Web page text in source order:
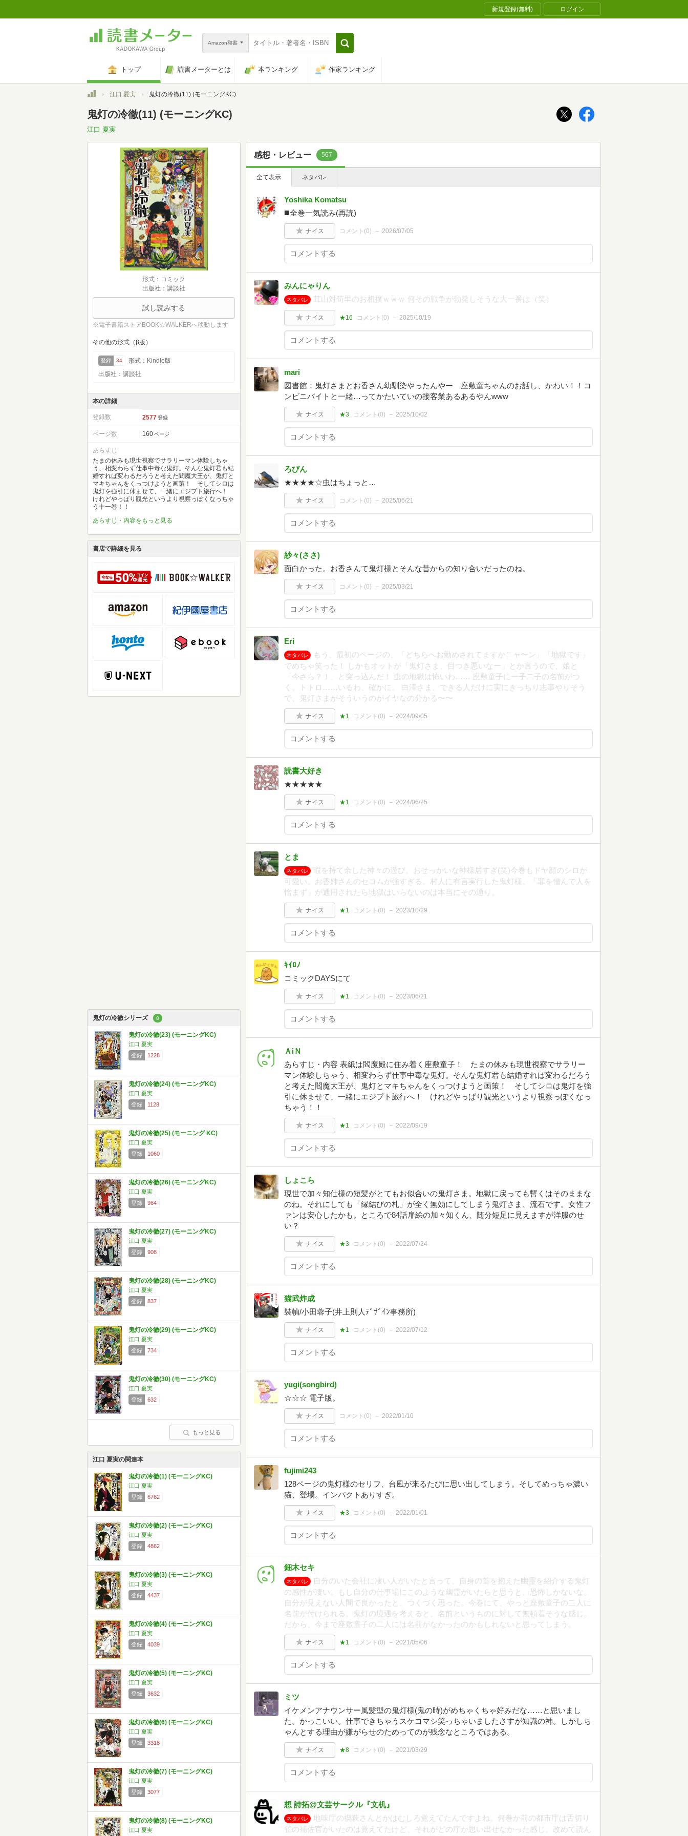
新規登録(無料) ログイン
Amazon和書
トップ 読書メーターとは 本ランキング 作家ランキング
トップ江口 夏実 鬼灯の冷徹(11) (モーニングKC)
鬼灯の冷徹(11) (モーニングKC)
江口 夏実
形式：コミック
出版社：講談社
試し読みする
※電子書籍ストアBOOK☆WALKERへ移動します
その他の形式（β版）
登録 34
形式：Kindle版
出版社：講談社
本の詳細
登録数 2577 登録
ページ数 160 ページ
あらすじ
たまの休みも現世視察でサラリーマン体験しちゃ
う、相変わらず仕事中毒な鬼灯。そんな鬼灯君も結
婚すれば変わるだろうと考えた閻魔大王が、鬼灯と
マキちゃんをくっつけようと画策！ そしてシロは
鬼灯を強引に休ませて、一緒にエジプト旅行へ！
けれどやっぱり観光というより視察っぽくなっちゃ
う十一巻！！
あらすじ・内容をもっと見る
書店で詳細を見る
鬼灯の冷徹シリーズ 8
鬼灯の冷徹(23) (モーニングKC)
江口 夏実
登録
1228
鬼灯の冷徹(24) (モーニングKC)
江口 夏実
登録
1128
鬼灯の冷徹(25) (モーニング KC)
江口 夏実
登録
1060
鬼灯の冷徹(26) (モーニングKC)
江口 夏実
登録
964
鬼灯の冷徹(27) (モーニングKC)
江口 夏実
登録
908
鬼灯の冷徹(28) (モーニングKC)
江口 夏実
登録
837
鬼灯の冷徹(29) (モーニングKC)
江口 夏実
登録
734
鬼灯の冷徹(30) (モーニングKC)
江口 夏実
登録
632
もっと見る
江口 夏実の関連本
鬼灯の冷徹(1) (モーニングKC)
江口 夏実
登録
6762
鬼灯の冷徹(2) (モーニングKC)
江口 夏実
登録
4862
鬼灯の冷徹(3) (モーニングKC)
江口 夏実
登録
4437
鬼灯の冷徹(4) (モーニングKC)
江口 夏実
登録
4039
鬼灯の冷徹(5) (モーニングKC)
江口 夏実
登録
3632
鬼灯の冷徹(6) (モーニングKC)
江口 夏実
登録
3318
鬼灯の冷徹(7) (モーニングKC)
江口 夏実
登録
3077
鬼灯の冷徹(8) (モーニングKC)
江口 夏実
感想・レビュー 567
全て表示 ネタバレ
Yoshika Komatsu
◼️全巻一気読み(再読)
ナイス コメント(0) 2026/07/05
みんにゃりん
ネタバレ 茸山対筍里のお相撲ｗｗｗ 何その戦争が勃発しそうな大一番は（笑）
ナイス ★16 コメント(0) 2025/10/19
mari
図書館：鬼灯さまとお香さん幼馴染やったんやー 座敷童ちゃんのお話し、かわい！！コ
ンビニバイトと一緒…ってかたいていの接客業あるあるやんwww
ナイス ★3 コメント(0) 2025/10/02
ろびん
★★★★☆虫はちょっと…
ナイス コメント(0) 2025/06/21
紗々(ささ)
面白かった。お香さんて鬼灯様とそんな昔からの知り合いだったのね。
ナイス コメント(0) 2025/03/21
Eri
ネタバレ
もう、最初のページの、「どちらへお勤めされてますかニャ〜ン」「地獄です」
でめちゃ笑った！ しかもオットが「鬼灯さま、目つき悪いなー」とか言うので、娘と
「今さら？！」と突っ込んだ！ 虫の地獄は怖いわ…… 座敷童子に一子二子の名前がつ
く。トトロ……いるわ、確かに。 白澤さま、できる人だけに実にきっちり志事やりそう
で、鬼灯さまがそういうのがイヤなの分かる〜〜
ナイス ★1 コメント(0) 2024/09/05
読書大好き
★★★★★
ナイス ★1 コメント(0) 2024/06/25
とま
ネタバレ
暇を持て余した神々の遊び。おせっかいな神様居すぎ(笑)今巻もドヤ顔のシロが
可愛い。お香姉さんのセコムが強すぎる。村人に有言実行した鬼灯様。「罪を憎んで人を
憎まず」が通用されたら地獄はいらないのは本当にその通り。
ナイス ★1 コメント(0) 2023/10/29
ｷｲﾛﾉ
コミックDAYSにて
ナイス ★1 コメント(0) 2023/06/21
ＡiＮ
あらすじ・内容 表紙は閻魔殿に住み着く座敷童子！ たまの休みも現世視察でサラリー
マン体験しちゃう、相変わらず仕事中毒な鬼灯。そんな鬼灯君も結婚すれば変わるだろう
と考えた閻魔大王が、鬼灯とマキちゃんをくっつけようと画策！ そしてシロは鬼灯を強
引に休ませて、一緒にエジプト旅行へ！ けれどやっぱり観光というより視察っぽくなっ
ちゃう！！
ナイス ★1 コメント(0) 2022/09/19
しょこら
現世で加々知仕様の短髪がとてもお似合いの鬼灯さま。地獄に戻っても暫くはそのままな
のね。それにしても「縁結びの札」が全く無効にしてしまう鬼灯さま、流石です。女性フ
ァンは安心したかも。ところで84話扉絵の加々知くん、随分短足に見えますが洋服のせ
い？
ナイス ★3 コメント(0) 2022/07/24
猫武炸成
裝幀/小田蓉子(井上則人ﾃﾞｻﾞｲﾝ事務所)
ナイス ★1 コメント(0) 2022/07/12
yugi(songbird)
☆☆☆ 電子版。
ナイス コメント(0) 2022/01/10
fujimi243
128ページの鬼灯様のセリフ、台風が来るたびに思い出してしまう。そしてめっちゃ濃い
猫、登場。インパクトありすぎ。
ナイス ★3 コメント(0) 2022/01/01
鈿木セキ
ネタバレ
自分のいた会社に凄い人がいたと言って、自身の首を抱えた幽霊を紹介する鬼灯
の感性が凄い。もし自分の仕事場にこのような幽霊がいたらと思うと、恐怖しかないな。
自分が見えない人間で良かったと、つくづく思った。今巻にて、やっと座敷童子の二人に
名前が付けられる。鬼灯の境遇を考えると、名前というものに対して無頓着そうな感じ。
だから、今まで座敷童子の二人には名前がなかったのかもしれないと思ってしまう。
ナイス ★1 コメント(0) 2021/05/06
ミツ
イケメンアナウンサー風髪型の鬼灯様(鬼の時)がめちゃくちゃ好みだな……と思いまし
た。かっこいい。仕事できちゃうスケコマシ笑っちゃいましたさすが知識の神。しかしち
ゃんとする理由が嫌がらせのためってのが残念なところではある。
ナイス ★8 コメント(0) 2021/03/29
想 詩拓@文芸サークル『文机』
ネタバレ
地味庁の禊萩さんとかはむしろ覚えてたんですよね。何巻か前の都市庁は舌切り
雀の補佐官がいたのは覚えてたけど、それがどの庁か思い出せなかった感じ。改めて読ん